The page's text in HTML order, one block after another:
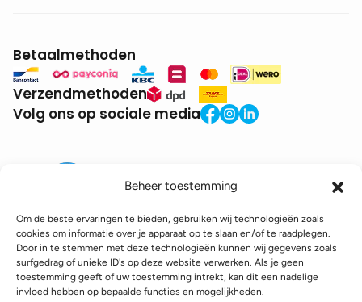
Beheer toestemming
Om de beste ervaringen te bieden, gebruiken wij technologieën zoals
cookies om informatie over je apparaat op te slaan en/of te raadplegen.
Door in te stemmen met deze technologieën kunnen wij gegevens zoals
surfgedrag of unieke ID's op deze website verwerken. Als je geen
toestemming geeft of uw toestemming intrekt, kan dit een nadelige
invloed hebben op bepaalde functies en mogelijkheden.
Betaalmethoden
Verzendmethoden
Volg ons op sociale media
BTW: BE0771.941.935
© 2025 DroneDepot. Alle rechten voorbehouden.